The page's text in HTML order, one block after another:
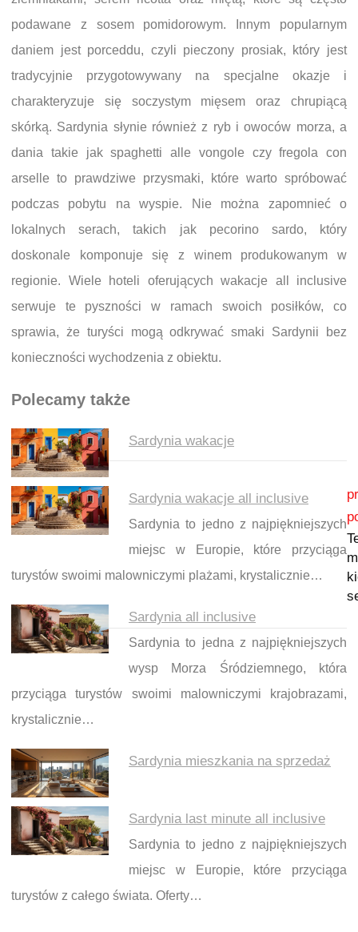
podawane z sosem pomidorowym. Innym popularnym
daniem jest porceddu, czyli pieczony prosiak, który jest
tradycyjnie przygotowywany na specjalne okazje i
charakteryzuje się soczystym mięsem oraz chrupiącą
skórką. Sardynia słynie również z ryb i owoców morza, a
dania takie jak spaghetti alle vongole czy fregola con
arselle to prawdziwe przysmaki, które warto spróbować
podczas pobytu na wyspie. Nie można zapomnieć o
lokalnych serach, takich jak pecorino sardo, który
doskonale komponuje się z winem produkowanym w
regionie. Wiele hoteli oferujących wakacje all inclusive
serwuje te pyszności w ramach swoich posiłków, co
sprawia, że turyści mogą odkrywać smaki Sardynii bez
konieczności wychodzenia z obiektu.
Polecamy także
Sardynia wakacje
Sardynia wakacje all inclusive
Sardynia to jedno z najpiękniejszych
miejsc w Europie, które przyciąga
turystów swoimi malowniczymi plażami, krystalicznie…
Sardynia all inclusive
Sardynia to jedna z najpiękniejszych
wysp Morza Śródziemnego, która
przyciąga turystów swoimi malowniczymi krajobrazami,
krystalicznie…
Sardynia mieszkania na sprzedaż
Sardynia last minute all inclusive
Sardynia to jedno z najpiękniejszych
miejsc w Europie, które przyciąga
turystów z całego świata. Oferty…
Nawigacja wpisu